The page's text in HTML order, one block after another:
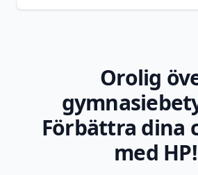
Orolig
Förbättra dina
med HP!